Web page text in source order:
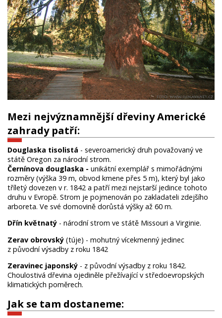
Mezi nejvýznamnější dřeviny Americké
zahrady patří:
Douglaska tisolistá - severoamerický druh považovaný ve
státě Oregon za národní strom.
Černínova douglaska - unikátní exemplář s mimořádnými
rozměry (výška 39 m, obvod kmene přes 5 m), který byl jako
tříletý dovezen v r. 1842 a patří mezi nejstarší jedince tohoto
druhu v Evropě. Strom je pojmenován po zakladateli zdejšího
arboreta. Ve své domovině dorůstá výšky až 60 m.
Dřín květnatý - národní strom ve státě Missouri a Virginie.
Zerav obrovský (túje) - mohutný vícekmenný jedinec
z původní výsadby z roku 1842
Zeravinec japonský - z původní výsadby z roku 1842.
Choulostivá dřevina ojediněle přežívající v středoevropských
klimatických poměrech.
Jak se tam dostaneme: